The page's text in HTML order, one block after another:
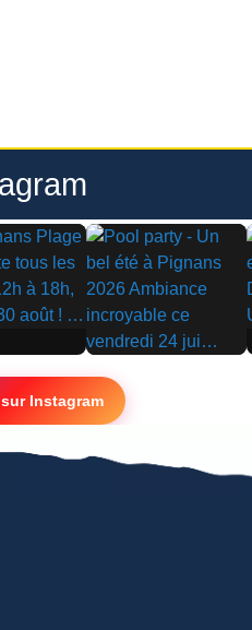
▶
Instagram